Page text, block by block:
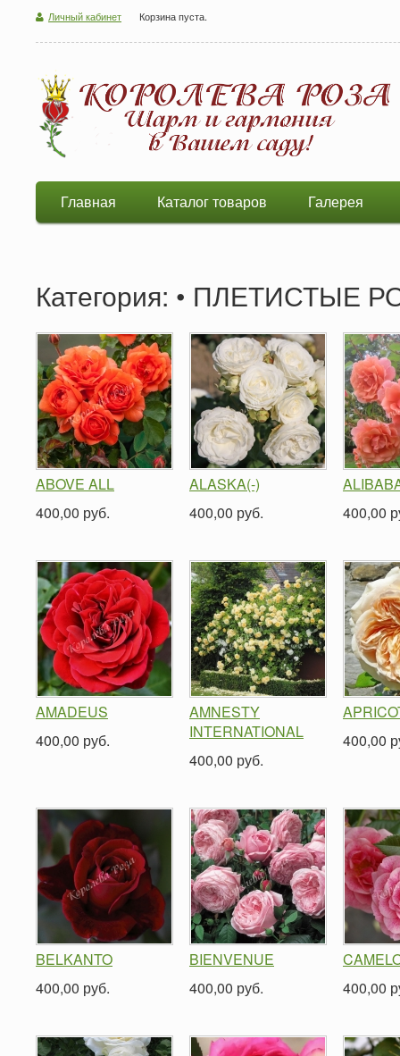
Личный кабинет Корзина пуста.
Главная Каталог товаров Галерея
Категория: • ПЛЕТИСТЫЕ
ABOVE ALL
400,00 руб.
ALASKA(-)
400,00 руб.
400,00
AMADEUS
400,00 руб.
AMNESTY
INTERNATIONAL
400,00 руб.
400,00
BELKANTO
400,00 руб.
BIENVENUE
400,00 руб.
400,00